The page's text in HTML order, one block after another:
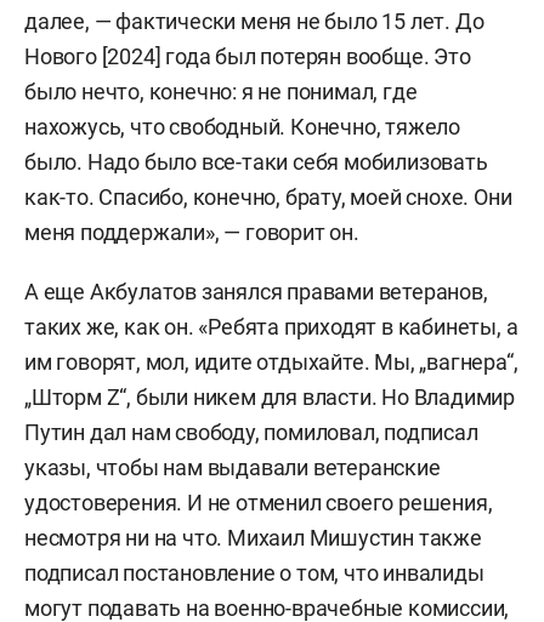
далее, — фактически меня не было 15 лет. До
Нового [2024] года был потерян вообще. Это
было нечто, конечно: я не понимал, где
нахожусь, что свободный. Конечно, тяжело
было. Надо было все-таки себя мобилизовать
как-то. Спасибо, конечно, брату, моей снохе. Они
меня поддержали», — говорит он.
А еще Акбулатов занялся правами ветеранов,
таких же, как он. «Ребята приходят в кабинеты, а
им говорят, мол, идите отдыхайте. Мы, „вагнера“,
„Шторм Z“, были никем для власти. Но Владимир
Путин дал нам свободу, помиловал, подписал
указы, чтобы нам выдавали ветеранские
удостоверения. И не отменил своего решения,
несмотря ни на что. Михаил Мишустин также
подписал постановление о том, что инвалиды
могут подавать на военно-врачебные комиссии,